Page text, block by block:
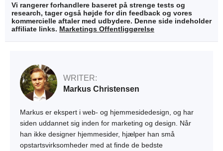
Vi rangerer forhandlere baseret på strenge tests og
research, tager også højde for din feedback og vores
kommercielle aftaler med udbydere. Denne side indeholder
affiliate links. Marketings Offentliggørelse
WRITER:
Markus Christensen
Markus er ekspert i web- og hjemmesidedesign, og har
siden uddannet sig inden for marketing og design. Når
han ikke designer hjemmesider, hjælper han små
opstartsvirksomheder med at finde de bedste